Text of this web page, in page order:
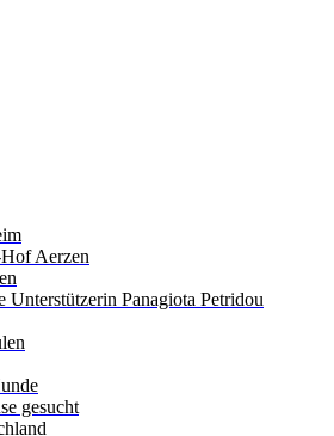
Aerzen
Unterstützerin Panagiota Petridou
gesucht